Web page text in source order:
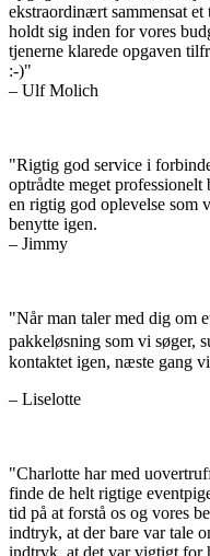
ekstraordinært sammensat
holdt sig inden for vores
tjenerne klarede opgaven
:-)"
– Ulf Molich
"Rigtig god service i
optrådte meget
en rigtig god oplevelse som
benytte igen.
– Jimmy
"Når man taler med dig om
pakkeløsning som vi søger,
kontaktet igen, næste gang
– Liselotte
"Charlotte har med
finde de helt rigtige
tid på at forstå os og vores
indtryk, at der bare var tale
indtryk, at det var vigtigt for